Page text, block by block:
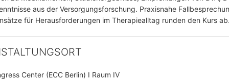
aus der Versorgungsforschung. Praxisnahe
für Herausforderungen im Therapiealltag runden den Kurs ab.
Center (ECC Berlin) I Raum IV